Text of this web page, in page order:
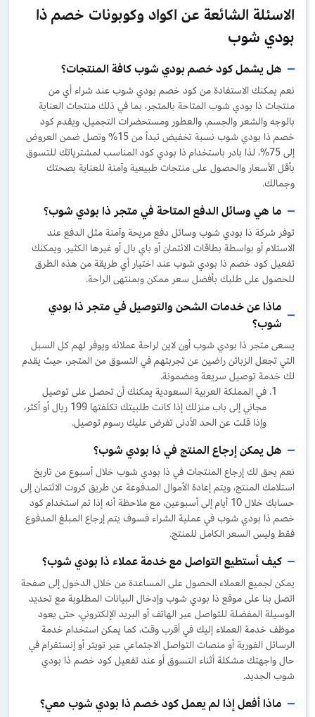
الاسئلة الشائعة عن اكواد وكوبونات خصم ذا
بودي شوب
هل يشمل كود خصم بودي شوب كافة المنتجات؟
نعم يمكنك الاستفادة من كود خصم بودي شوب عند شراء أي من
منتجات ذا بودي شوب المتاحة بالمتجر، بما في ذلك منتجات العناية
بالوجه والشعر والجسم، والعطور ومستحضرات التجميل، ويقدم كود
خصم ذا بودي شوب نسبة تخفيض تبدأ من 15% وتصل ضمن العروض
إلى 75%، لذا بادر باستخدام ذا بودي كود المناسب لمشترياتك للتسوق
بأقل الأسعار والحصول على منتجات طبيعية وآمنة للعناية بصحتك
وجمالك.
ما هي وسائل الدفع المتاحة في متجر ذا بودي شوب؟
توفر شركة ذا بودي شوب وسائل دفع مريحة وآمنة مثل الدفع عند
الاستلام أو بواسطة بطاقات الائتمان أو باي بال أو غيرها الكثير. ويمكنك
تفعيل كود خصم ذا بودي شوب عند اختيار أي طريقة من هذه الطرق
للحصول على طلبك بأفضل سعر ممكن وبمنتهى الراحة.
ماذا عن خدمات الشحن والتوصيل في متجر ذا بودي
شوب؟
يسعى متجر ذا بودي شوب أون لاين لراحة عملائه ويوفر لهم كل السبل
التي تجعل الزبائن راضين عن تجربتهم في التسوق من المتجر، حيث يقدم
لك خدمة توصيل سريعة ومضمونة.
في المملكة العربية السعودية يمكنك أن تحصل على توصيل
مجاني إلى باب منزلك إذا كانت طلبيتك تكلفتها 199 ريال أو أكثر،
وإذا قلت عن الحد الأدنى تفرض عليك رسوم توصيل.
هل يمكن إرجاع المنتج في ذا بودي شوب؟
نعم يحق لك إرجاع المنتجات في ذا بودي شوب خلال أسبوع من تاريخ
استلامك المنتج، ويتم إعادة الأموال المدفوعة عن طريق كروت الائتمان إلى
حسابك خلال 10 أيام إلى أسبوعين، مع ملاحظة أنه إذا تم استخدام كود
خصم ذا بودي شوب في عملية الشراء فسوف يتم إرجاع المبلغ المدفوع
فقط وليس السعر الكامل للمنتج.
كيف أستطيع التواصل مع خدمة عملاء ذا بودي شوب؟
يمكن لجميع العملاء الحصول على المساعدة من خلال الدخول إلى صفحة
اتصل بنا على موقع ذا بودي شوب وإدخال البيانات المطلوبة مع تحديد
الوسيلة المفضلة للتواصل عبر الهاتف أو البريد الإلكتروني، حتى يعود
موظف خدمة العملاء إليك في أقرب وقت، كما يمكن استخدام خدمة
الرسائل الفورية أو منصات التواصل الاجتماعي عبر تويتر أو إنستقرام في
حال واجهتك مشكلة أثناء التسوق أو عند تفعيل كود خصم ذا بودي
شوب الجديد.
ماذا أفعل إذا لم يعمل كود خصم ذا بودي شوب معي؟